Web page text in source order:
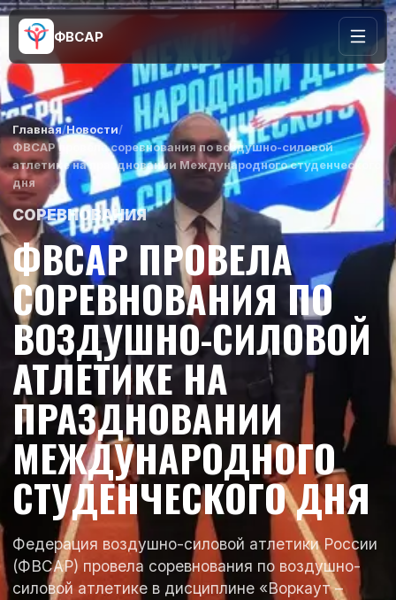
ФВСАР
Главная/Новости/
ФВСАР провела соревнования по воздушно-силовой
атлетике на праздновании Международного студенческого
дня
СОРЕВНОВАНИЯ
ФВСАР ПРОВЕЛА
СОРЕВНОВАНИЯ ПО
ВОЗДУШНО-СИЛОВОЙ
АТЛЕТИКЕ НА
ПРАЗДНОВАНИИ
МЕЖДУНАРОДНОГО
СТУДЕНЧЕСКОГО ДНЯ
Федерация воздушно-силовой атлетики России
(ФВСАР) провела соревнования по воздушно-
силовой атлетике в дисциплине «Воркаут –